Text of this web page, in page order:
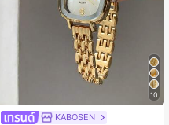
10
KABOSEN